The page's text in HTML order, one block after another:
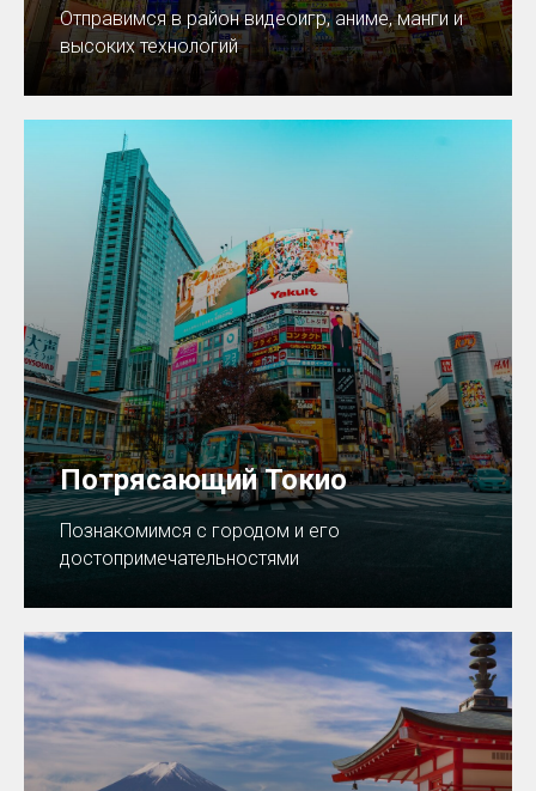
Отправимся в район видеоигр, аниме, манги и
высоких технологий
Потрясающий Токио
Познакомимся с городом и его
достопримечательностями